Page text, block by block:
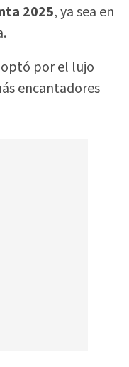
2025, ya sea en
optó por el lujo
encantadores